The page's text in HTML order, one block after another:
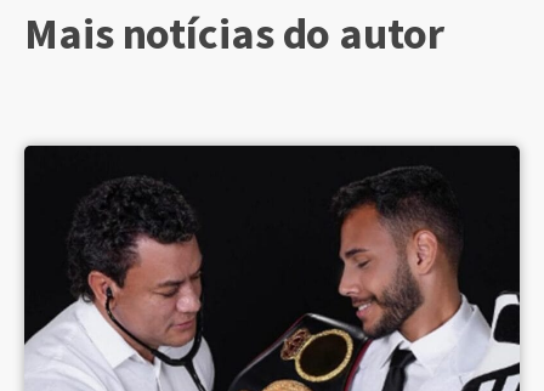
Mais notícias do autor